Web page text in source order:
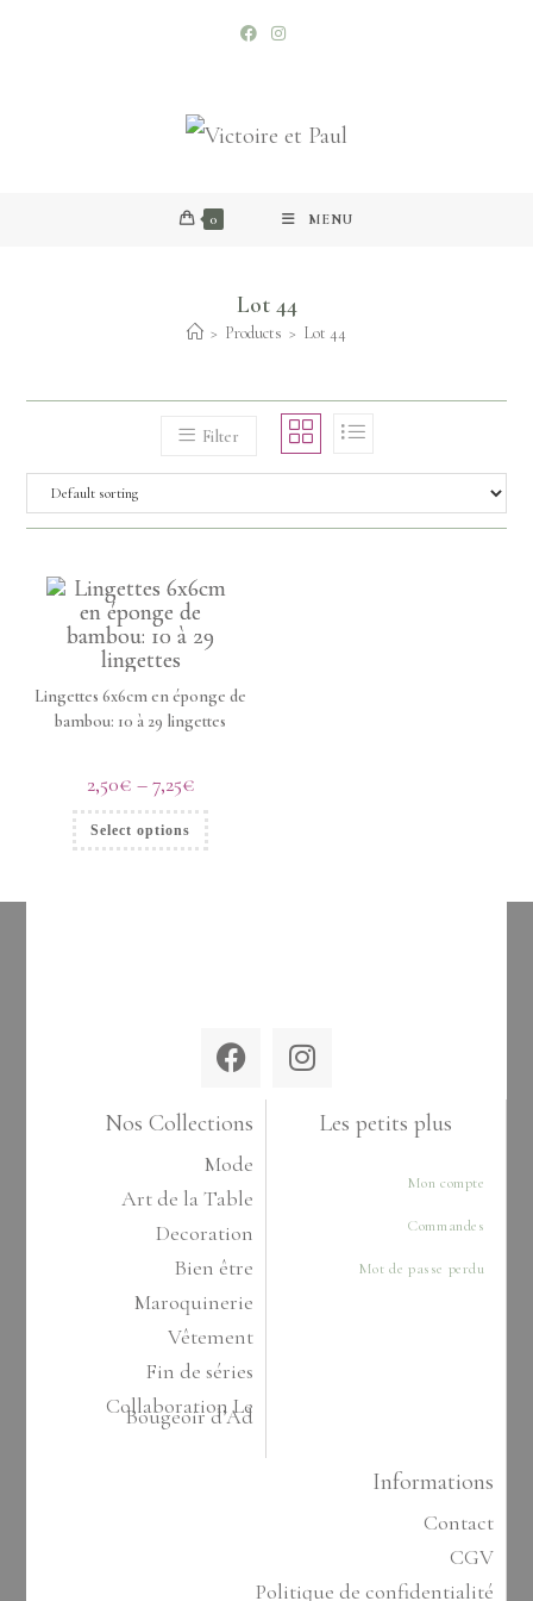
0 MENU
Lot 44
> Products > Lot 44
Filter
Lingettes 6x6cm en éponge de
bambou: 10 à 29 lingettes
2,50€ –7,25€
Select options
Nos Collections
Mode
Art de la Table
Decoration
Bien être
Maroquinerie
Vêtement
Fin de séries
Collaboration Le
Bougeoir d’Ad
Les petits plus
Mon compte
Commandes
Mot de passe perdu
Informations
Contact
CGV
Politique de confidentialité